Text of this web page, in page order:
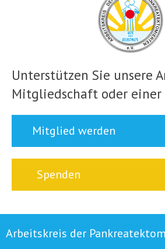
Unterstützen Sie unsere
Mitgliedschaft oder einer
Mitglied werden
Spenden
Arbeitskreis der